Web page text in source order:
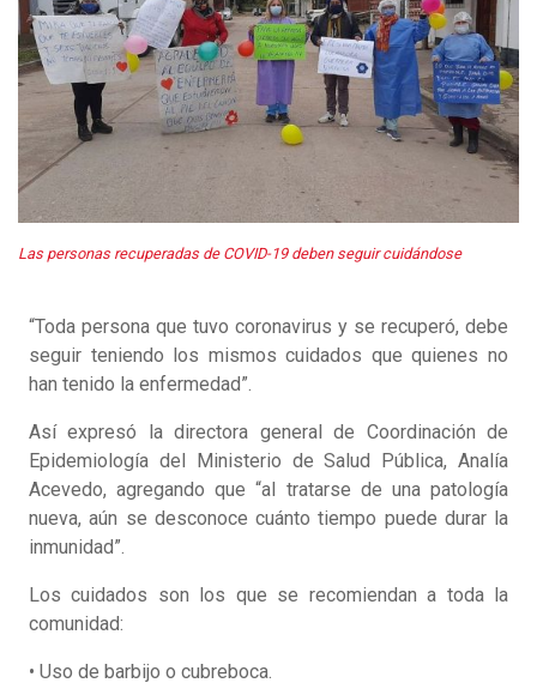
Las personas recuperadas de COVID-19 deben seguir cuidándose
“Toda persona que tuvo coronavirus y se recuperó, debe
seguir teniendo los mismos cuidados que quienes no
han tenido la enfermedad”.
Así expresó la directora general de Coordinación de
Epidemiología del Ministerio de Salud Pública, Analía
Acevedo, agregando que “al tratarse de una patología
nueva, aún se desconoce cuánto tiempo puede durar la
inmunidad”.
Los cuidados son los que se recomiendan a toda la
comunidad:
• Uso de barbijo o cubreboca.